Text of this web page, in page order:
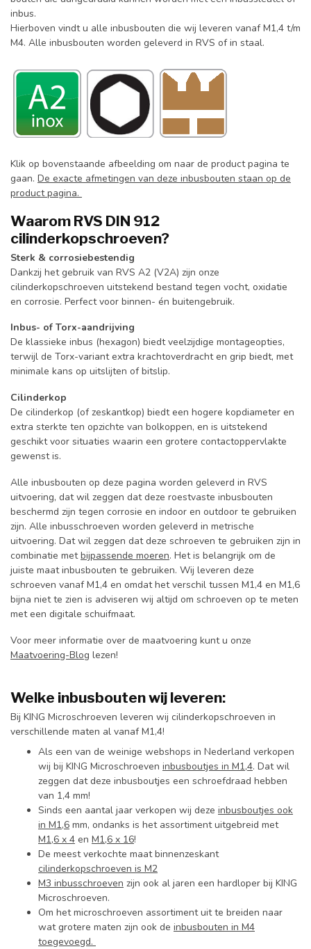
inbus.
Hierboven vindt u alle inbusbouten die wij leveren vanaf M1,4 t/m
M4. Alle inbusbouten worden geleverd in RVS of in staal.
Klik op bovenstaande afbeelding om naar de product pagina te
gaan. De exacte afmetingen van deze inbusbouten staan op de
product pagina.
Waarom RVS DIN 912
cilinderkopschroeven?
Sterk & corrosiebestendig
Dankzij het gebruik van RVS A2 (V2A) zijn onze
cilinderkopschroeven uitstekend bestand tegen vocht, oxidatie
en corrosie. Perfect voor binnen- én buitengebruik.
Inbus- of Torx-aandrijving
De klassieke inbus (hexagon) biedt veelzijdige montageopties,
terwijl de Torx-variant extra krachtoverdracht en grip biedt, met
minimale kans op uitslijten of bitslip.
Cilinderkop
De cilinderkop (of zeskantkop) biedt een hogere kopdiameter en
extra sterkte ten opzichte van bolkoppen, en is uitstekend
geschikt voor situaties waarin een grotere contactoppervlakte
gewenst is.
Alle inbusbouten op deze pagina worden geleverd in RVS
uitvoering, dat wil zeggen dat deze roestvaste inbusbouten
beschermd zijn tegen corrosie en indoor en outdoor te gebruiken
zijn. Alle inbusschroeven worden geleverd in metrische
uitvoering. Dat wil zeggen dat deze schroeven te gebruiken zijn in
combinatie metbijpassende moeren. Het is belangrijk om de
juiste maat inbusbouten te gebruiken. Wij leveren deze
schroeven vanaf M1,4 en omdat het verschil tussen M1,4 en M1,6
bijna niet te zien is adviseren wij altijd om schroeven op te meten
met een digitale schuifmaat.
Voor meer informatie over de maatvoering kunt u onze
Maatvoering-Blog lezen!
Welke inbusbouten wij leveren:
Bij KING Microschroeven leveren wij cilinderkopschroeven in
verschillende maten al vanaf M1,4!
Als een van de weinige webshops in Nederland verkopen
wij bij KING Microschroeven inbusboutjes in M1,4. Dat wil
zeggen dat deze inbusboutjes een schroefdraad hebben
van 1,4 mm!
Sinds een aantal jaar verkopen wij deze inbusboutjes ook
in M1,6 mm, ondanks is het assortiment uitgebreid met
M1,6 x 4 en M1,6 x 16!
De meest verkochte maat binnenzeskant
cilinderkopschroeven is M2
M3 inbusschroeven zijn ook al jaren een hardloper bij KING
Microschroeven.
Om het microschroeven assortiment uit te breiden naar
wat grotere maten zijn ook de inbusbouten in M4
toegevoegd.